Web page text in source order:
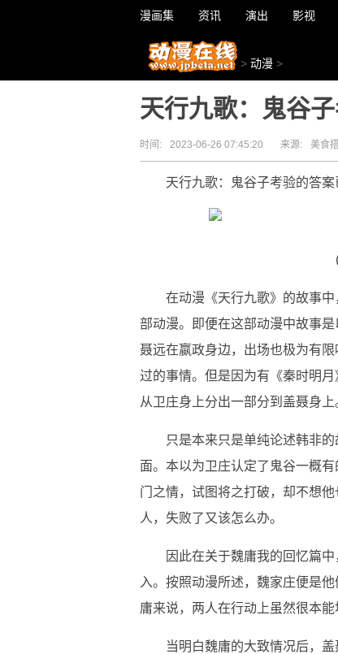
漫画集 资讯 演出 影视
> 动漫 >
天行九歌：鬼谷
时间: 2023-06-26 07:45:20 来源: 美食
天行九歌：鬼谷子考验的答
在动漫《天行九歌》的故事
部动漫。即便在这部动漫中故事
聂远在嬴政身边，出场也极为有
过的事情。但是因为有《秦时明
从卫庄身上分出一部分到盖聂身上
只是本来只是单纯论述韩非
面。本以为卫庄认定了鬼谷一概
门之情，试图将之打破，却不想
人，失败了又该怎么办。
因此在关于魏庸我的回忆篇
入。按照动漫所述，魏家庄便是
庸来说，两人在行动上虽然很本
当明白魏庸的大致情况后，